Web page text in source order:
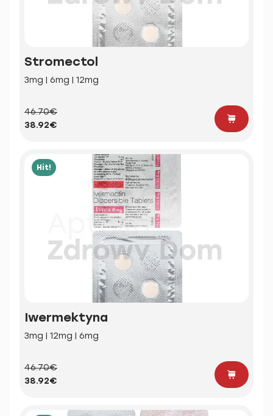
Stromectol
3mg | 6mg | 12mg
46.70€
38.92€
Hit!
Iwermektyna
3mg | 12mg | 6mg
46.70€
38.92€